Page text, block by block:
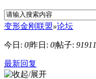
变形金刚联盟»论坛
今日: 0|昨日: 0|帖子: 91911
最新回复